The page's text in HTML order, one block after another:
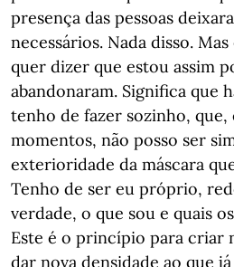
presença das pessoas
necessários. Nada disso.
quer dizer que estou assim
abandonaram. Significa que
tenho de fazer sozinho, que,
momentos, não posso ser
exterioridade da máscara
Tenho de ser eu próprio,
verdade, o que sou e quais
Este é o princípio para criar
dar nova densidade ao que já